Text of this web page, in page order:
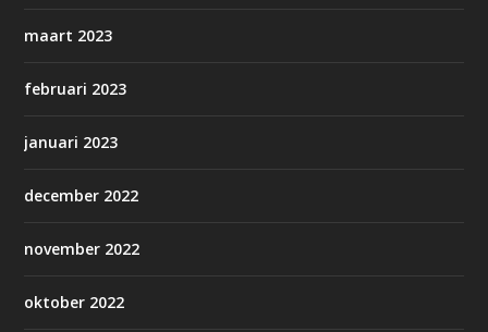
maart 2023
februari 2023
januari 2023
december 2022
november 2022
oktober 2022